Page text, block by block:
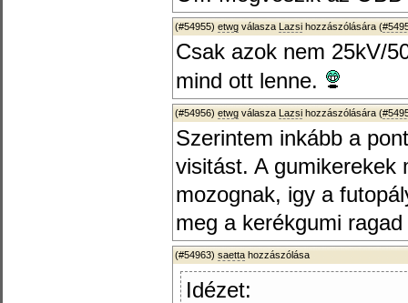
(#54955) etwg válasza Lazsi hozzászólására (
Csak azok nem 25kV/
mind ott lenne.
(#54956) etwg válasza Lazsi hozzászólására (
Szerintem inkább a
visitást. A gumikerekek
mozognak, igy a
meg a kerékgumi
(#54963) saetta hozzászólása
Idézet: